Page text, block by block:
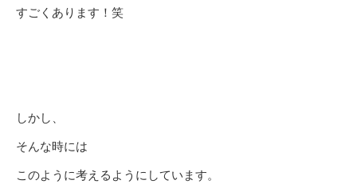
すごくあります！笑
しかし、
そんな時には
このように考えるようにしています。